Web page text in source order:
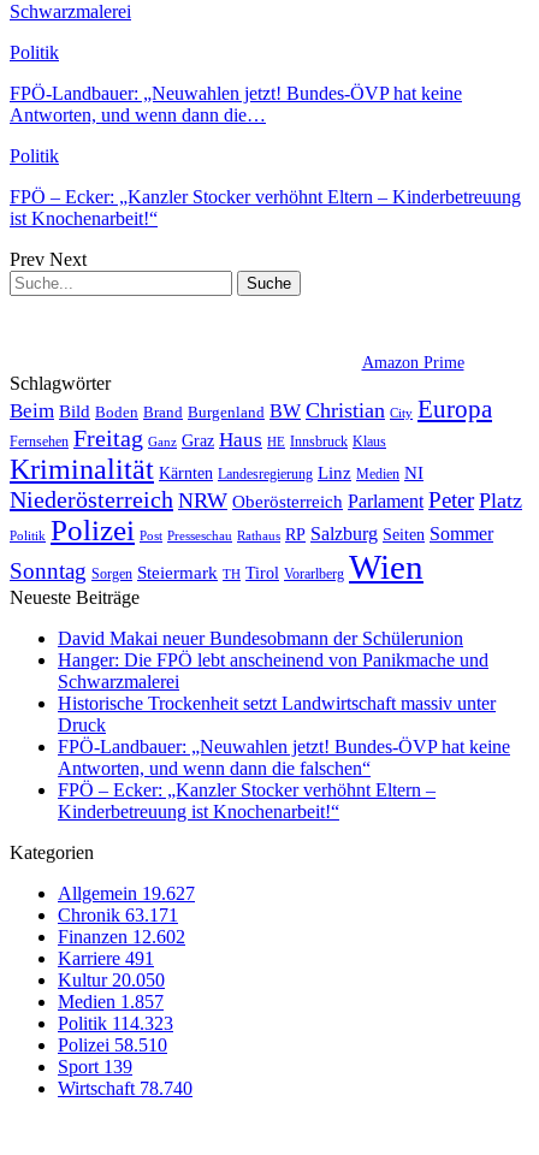
Schwarzmalerei
Politik
FPÖ-Landbauer: „Neuwahlen jetzt! Bundes-ÖVP hat keine
Antworten, und wenn dann die…
Politik
FPÖ – Ecker: „Kanzler Stocker verhöhnt Eltern – Kinderbetreuung
ist Knochenarbeit!“
Prev Next
Amazon Prime
Schlagwörter
Beim Bild Boden Brand Burgenland BW Christian City Europa
Fernsehen Freitag Ganz Graz Haus HE Innsbruck Klaus
Kriminalität Kärnten Landesregierung Linz Medien NI
Niederösterreich NRW Oberösterreich Parlament Peter Platz
Politik Polizei Post Presseschau Rathaus RP Salzburg Seiten Sommer
Sonntag Sorgen Steiermark TH Tirol Vorarlberg Wien
Neueste Beiträge
David Makai neuer Bundesobmann der Schülerunion
Hanger: Die FPÖ lebt anscheinend von Panikmache und
Schwarzmalerei
Historische Trockenheit setzt Landwirtschaft massiv unter
Druck
FPÖ-Landbauer: „Neuwahlen jetzt! Bundes-ÖVP hat keine
Antworten, und wenn dann die falschen“
FPÖ – Ecker: „Kanzler Stocker verhöhnt Eltern –
Kinderbetreuung ist Knochenarbeit!“
Kategorien
Allgemein 19.627
Chronik 63.171
Finanzen 12.602
Karriere 491
Kultur 20.050
Medien 1.857
Politik 114.323
Polizei 58.510
Sport 139
Wirtschaft 78.740